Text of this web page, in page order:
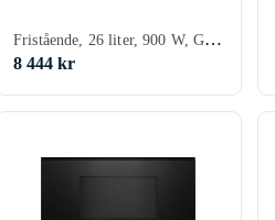
Fristående, 26 liter, 900 W, Grillfunktion
8 444 kr